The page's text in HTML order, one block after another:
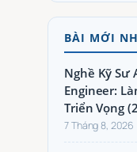
BÀI MỚI
Nghề Kỹ Sư
Engineer:
Triển Vọng
7 Tháng 8, 2026